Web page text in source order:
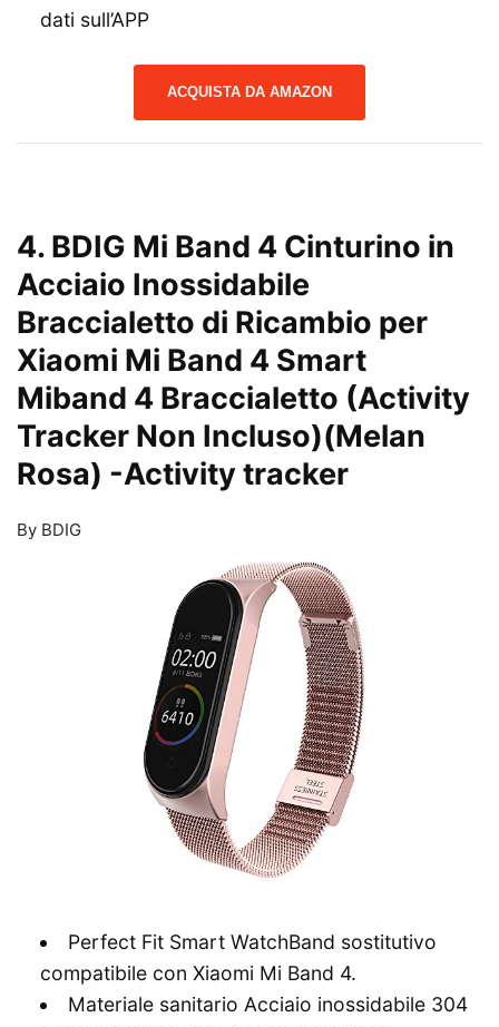
dati sull’APP
ACQUISTA DA AMAZON
4. BDIG Mi Band 4 Cinturino in
Acciaio Inossidabile
Braccialetto di Ricambio per
Xiaomi Mi Band 4 Smart
Miband 4 Braccialetto (Activity
Tracker Non Incluso)(Melan
Rosa) -Activity tracker
By BDIG
Perfect Fit Smart WatchBand sostitutivo
compatibile con Xiaomi Mi Band 4.
Materiale sanitario Acciaio inossidabile 304